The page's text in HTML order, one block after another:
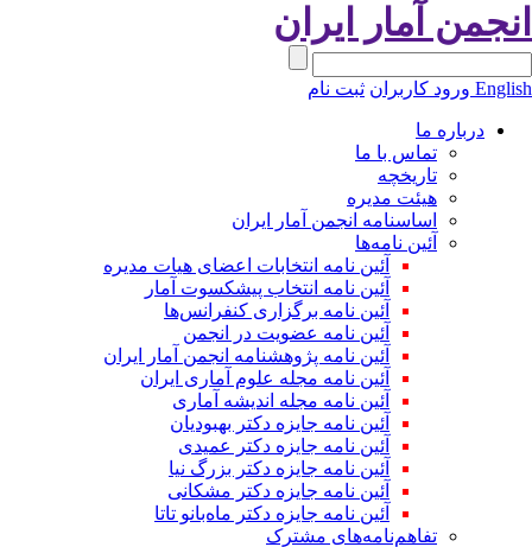
آمار ایران
ورود کاربران ثبت نام
درباره ما
تماس با ما
تاریخچه
هیئت مدیره
اساسنامه انجمن آمار ایران
آئین نامه‌ها
آئین نامه انتخابات اعضای هیات مدیره
آئین نامه انتخاب پیشکسوت آمار
آئین نامه برگزاری کنفرانس‌ها
آئین نامه عضویت در انجمن
آئین نامه پژوهشنامه انجمن آمار ایران
آئین نامه مجله علوم آماری ایران
آئین نامه مجله اندیشه آماری
آئین‌ نامه جایزه دکتر بهبودیان
آئین نامه جایزه دکتر عمیدی
آئین نامه جایزه دکتر بزرگ نیا
آئین نامه جایزه دکتر مشکانی
آئین نامه جایزه دکتر ماه‌بانو تاتا
تفاهم‌نامه‌های مشترک